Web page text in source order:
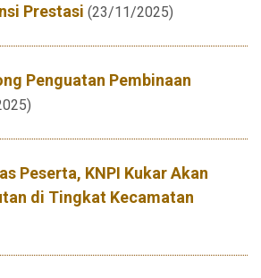
Prestasi (23/11/2025)
Penguatan Pembinaan
Peserta, KNPI Kukar Akan
di Tingkat Kecamatan